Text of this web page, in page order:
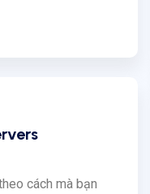
cách mà bạn